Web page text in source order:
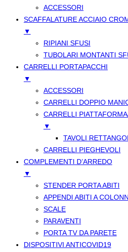
ACCESSORI
SCAFFALATURE ACCIAIO
▼
RIPIANI SFUSI
TUBOLARI MONTANTI
CARRELLI PORTAPACCHI
▼
ACCESSORI
CARRELLI DOPPIO
CARRELLI
▼
TAVOLI
CARRELLI PIEGHEVOLI
COMPLEMENTI D’ARREDO
▼
STENDER PORTA ABITI
APPENDI ABITI A
SCALE
PARAVENTI
PORTA TV DA PARETE
DISPOSITIVI ANTICOVID19